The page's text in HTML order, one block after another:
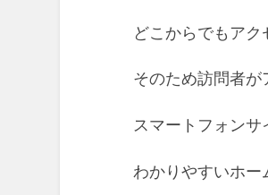
どこからでもアク
そのため訪問者が
スマートフォンサ
わかりやすいホー